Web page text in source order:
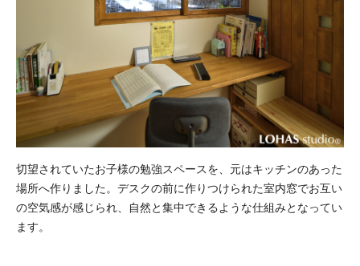
切望されていたお子様の勉強スペースを、元はキッチンのあった
場所へ作りました。デスクの前に作りつけられた室内窓でお互い
の空気感が感じられ、自然と集中できるような仕組みとなってい
ます。